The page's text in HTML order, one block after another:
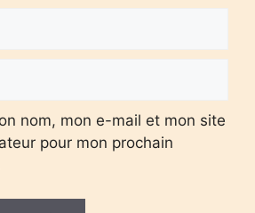
nom, mon e-mail et mon site
pour mon prochain